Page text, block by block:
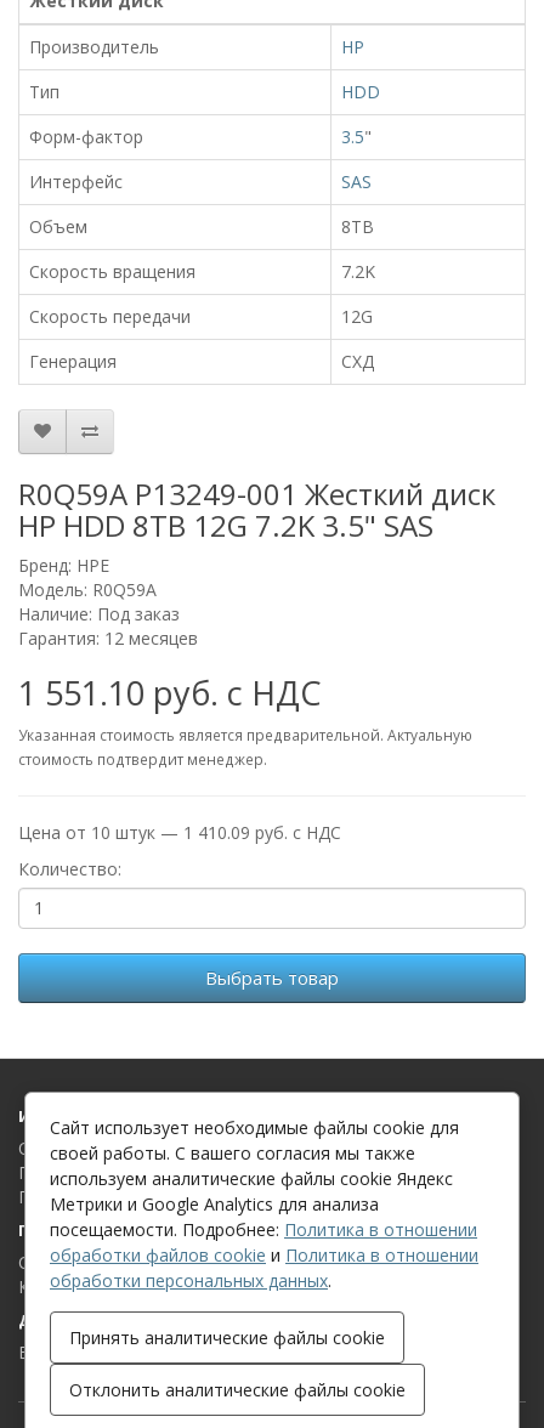
Производитель
HP
Тип
HDD
Форм-фактор
3.5"
Интерфейс
SAS
Объем
8TB
Скорость вращения
7.2K
Скорость передачи
12G
Генерация
СХД
R0Q59A P13249-001 Жесткий диск
HP HDD 8TB 12G 7.2K 3.5" SAS
Бренд: HPE
Модель: R0Q59A
Наличие: Под заказ
Гарантия: 12 месяцев
1 551.10 руб. с НДС
Указанная стоимость является предварительной. Актуальную
стоимость подтвердит менеджер.
Цена от 10 штук — 1 410.09 руб. с НДС
Количество:
Выбрать товар
Информация
О компании
Политика в отношении обработки файлов cookie
Политика в отношении обработки персональных данных
Поддержка клиентов
Связаться с нами
Карта сайта
Дополнительно
Бренды
Сайт использует необходимые файлы cookie для
своей работы. С вашего согласия мы также
используем аналитические файлы cookie Яндекс
Метрики и Google Analytics для анализа
посещаемости. Подробнее: Политика в отношении
обработки файлов cookie и Политика в отношении
обработки персональных данных.
Принять аналитические файлы cookie
Отклонить аналитические файлы cookie